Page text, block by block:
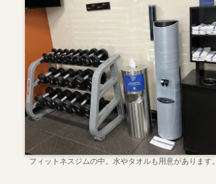
フィットネスジムの中。水やタオルも用意があります。